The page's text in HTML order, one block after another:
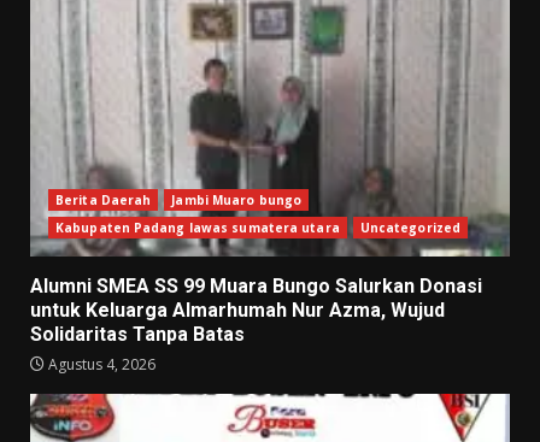
Berita Daerah
Jambi Muaro bungo
Kabupaten Padang lawas sumatera utara
Uncategorized
Alumni SMEA SS 99 Muara Bungo Salurkan Donasi
untuk Keluarga Almarhumah Nur Azma, Wujud
Solidaritas Tanpa Batas
Agustus 4, 2026